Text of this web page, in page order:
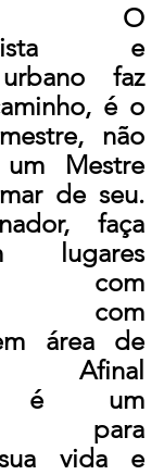
e
faz
é o
não
Mestre
de seu.
faça
lugares
com
com
área de
Afinal
é um
para
vida e